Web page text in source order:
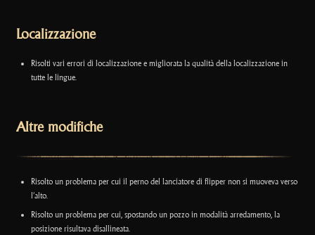
Localizzazione
Risolti vari errori di localizzazione e migliorata la qualità della localizzazione in
tutte le lingue.
Altre modifiche
Risolto un problema per cui il perno del lanciatore di flipper non si muoveva verso
l’alto.
Risolto un problema per cui, spostando un pozzo in modalità arredamento, la
posizione risultava disallineata.